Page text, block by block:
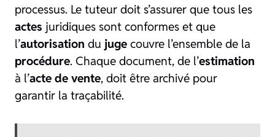
processus. Le tuteur doit s’assurer que tous les
actes juridiques sont conformes et que
l’autorisation du juge couvre l’ensemble de la
procédure. Chaque document, de l’estimation
à l’acte de vente, doit être archivé pour
garantir la traçabilité.